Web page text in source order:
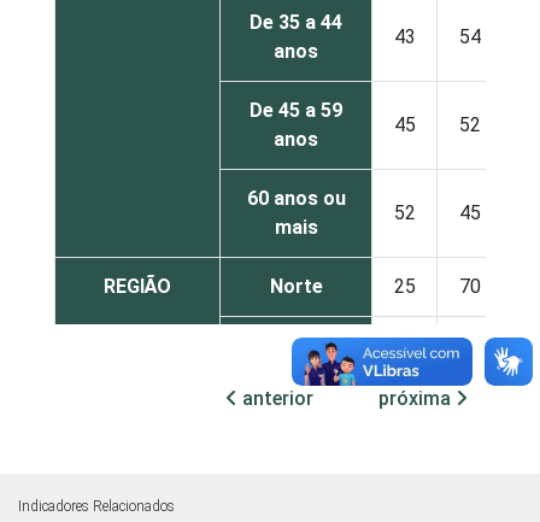
De 35 a 44
anos
43 54
De 45 a 59
anos
45 52
60 anos ou
mais
52 45
REGIÃO Norte 25 70
Nordeste 33 63
Sudeste 43 54
anterior próxima
Indicadores Relacionados